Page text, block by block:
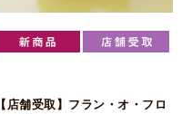
【店舗受取】フラン・オ・フロ